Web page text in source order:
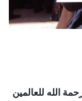
الله للعالمين